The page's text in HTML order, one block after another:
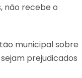
não recebe o
municipal sobre
prejudicados